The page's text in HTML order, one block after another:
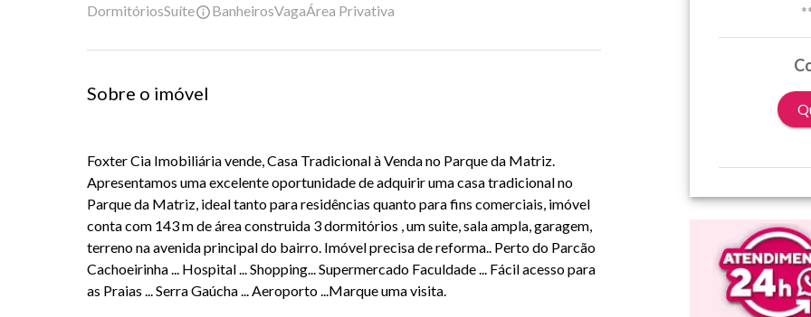
DormitóriosSuíte BanheirosVagaÁrea Privativa
Sobre o imóvel
Foxter Cia Imobiliária vende, Casa Tradicional à Venda no Parque da Matriz.
Apresentamos uma excelente oportunidade de adquirir uma casa tradicional no
Parque da Matriz, ideal tanto para residências quanto para fins comerciais, imóvel
conta com 143 m de área construida 3 dormitórios , um suite, sala ampla, garagem,
terreno na avenida principal do bairro. Imóvel precisa de reforma.. Perto do Parcão
Cachoeirinha ... Hospital ... Shopping... Supermercado Faculdade ... Fácil acesso para
as Praias ... Serra Gaúcha ... Aeroporto ...Marque uma visita.